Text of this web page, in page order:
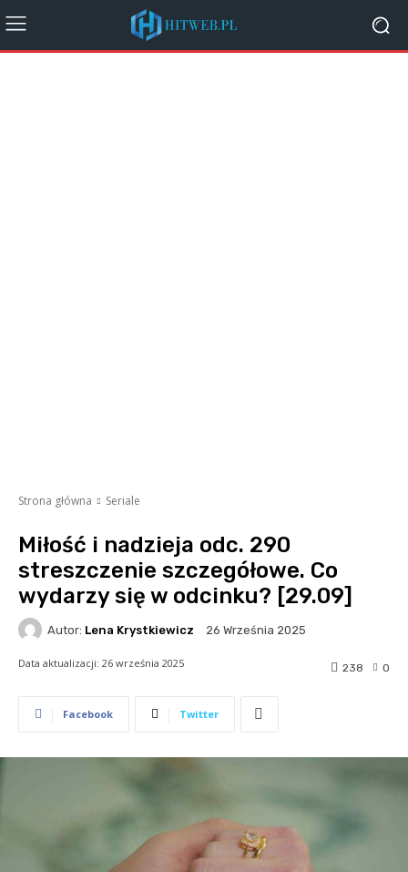
Strona główna Seriale
Miłość i nadzieja odc. 290
streszczenie szczegółowe. Co
wydarzy się w odcinku? [29.09]
Autor: Lena Krystkiewicz 26 Września 2025
Data aktualizacji: 26 września 2025 0
238
Facebook Twitter